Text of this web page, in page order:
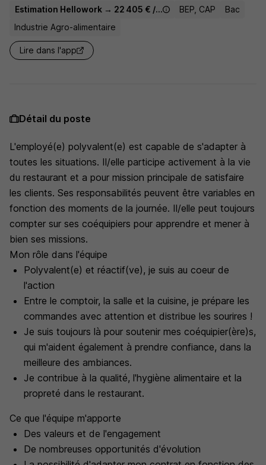
Estimation Hellowork → 22 405 € / an BEP, CAP
Bac
Industrie Agro-alimentaire
Lire dans l'app
Détail du poste
L'employé(e) polyvalent(e) est capable de s'adapter à
toutes les situations. Il/elle participe activement à la vie
du restaurant et a pour mission principale de satisfaire
les clients. Ses responsabilités peuvent être variables en
fonction des moments de la journée. Il/elle peut toujours
compter sur ses coéquipiers pour apprendre et mener à
bien ses missions.
Mon rôle dans l'équipe
Polyvalent(e) et réactif(ve), je suis au coeur de
l'action
Entre le comptoir, la salle et la cuisine, je prépare les
commandes avec attention et distribue les sourires !
Je suis toujours là pour soutenir mes coéquipier(ère)s,
qui m'aident également à prendre confiance, dans la
meilleure des ambiances.
Je contribue à la qualité, l'hygiène alimentaire et la
propreté dans le restaurant.
Ce que l'équipe m'apporte
Des valeurs et de l'engagement
De nombreuses opportunités d'évolution